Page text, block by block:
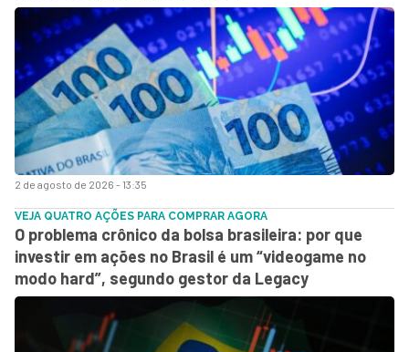
2 de agosto de 2026 - 13:35
VEJA QUATRO AÇÕES PARA COMPRAR AGORA
O problema crônico da bolsa brasileira: por que
investir em ações no Brasil é um “videogame no
modo hard”, segundo gestor da Legacy